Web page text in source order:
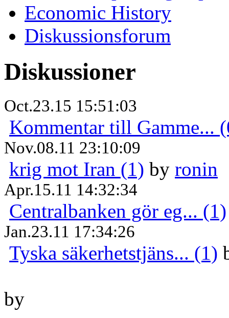
Economic History
Diskussionsforum
Diskussioner
Oct.23.15 15:51:03
Kommentar till Gamme...
Nov.08.11 23:10:09
krig mot Iran (1) by ronin
Apr.15.11 14:32:34
Centralbanken gör eg... (1)
Jan.23.11 17:34:26
Tyska säkerhetstjäns... (1)
by